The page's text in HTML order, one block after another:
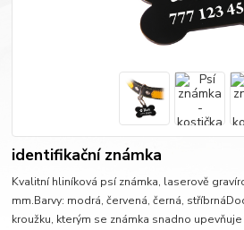
identifikační známka
Kvalitní hliníková psí známka, laserově
mm.Barvy: modrá, červená, černá,
kroužku, kterým se známka snadno